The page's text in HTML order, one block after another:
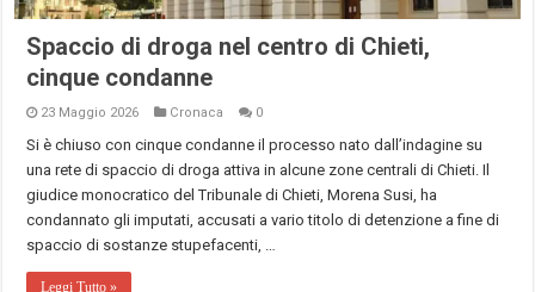
Spaccio di droga nel centro di Chieti,
cinque condanne
23 Maggio 2026 Cronaca 0
Si è chiuso con cinque condanne il processo nato dall’indagine su
una rete di spaccio di droga attiva in alcune zone centrali di Chieti. Il
giudice monocratico del Tribunale di Chieti, Morena Susi, ha
condannato gli imputati, accusati a vario titolo di detenzione a fine di
spaccio di sostanze stupefacenti, …
Leggi Tutto »